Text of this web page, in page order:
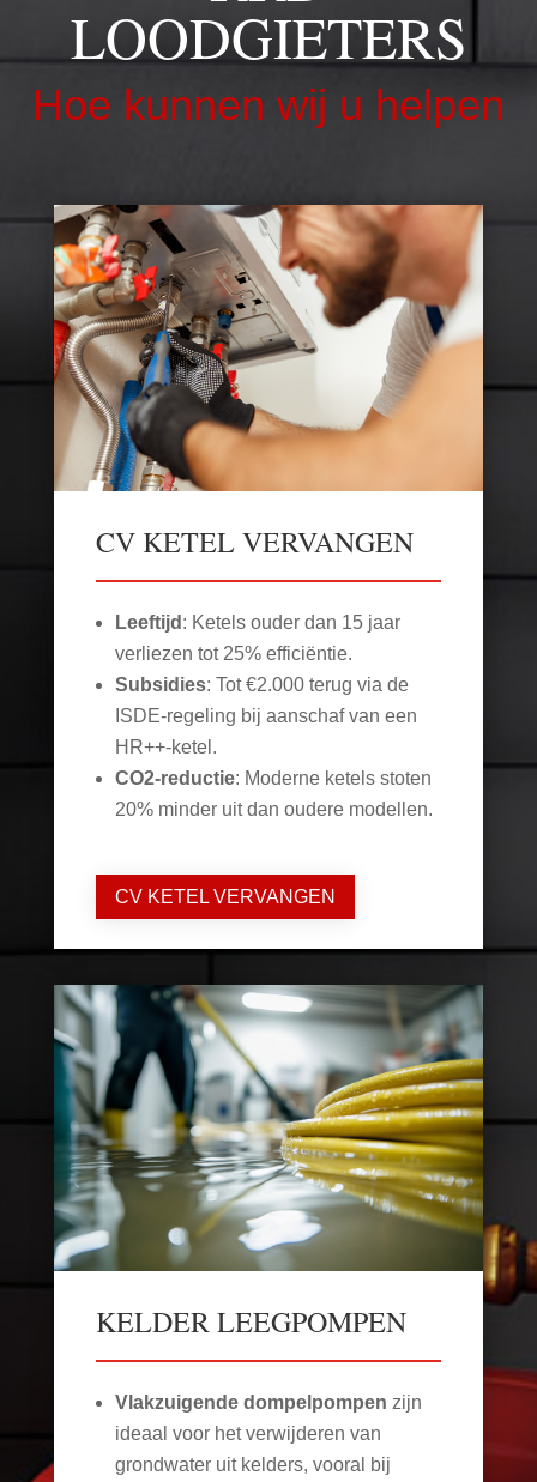
LOODGIETERS
Hoe kunnen wij u helpen
CV KETEL VERVANGEN
Leeftijd : Ketels ouder dan 15 jaar
verliezen tot 25% efficiëntie.
Subsidies: Tot €2.000 terug via de
ISDE-regeling bij aanschaf van een
HR++-ketel.
CO2-reductie: Moderne ketels stoten
20% minder uit dan oudere modellen.
CV KETEL VERVANGEN
KELDER LEEGPOMPEN
Vlakzuigende dompelpompen zijn
ideaal voor het verwijderen van
grondwater uit kelders, vooral bij